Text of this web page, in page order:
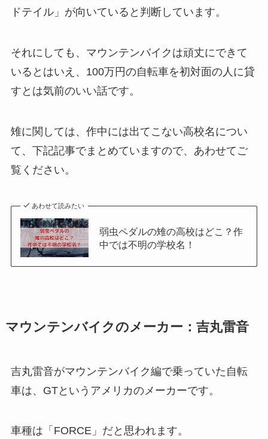
ドテイル」が向いていると判断しています。
それにしても、マウンテンバイクは頑丈にできて
いるとはいえ、100万円の自転車を初対面の人に貸
すとは気前のいい話です。
雉に関しては、作中には出てこない高校名につい
て、下記記事でまとめていますので、あわせてご
覧ください。
あわせて読みたい
弱虫ペダルの雉の高校はどこ？作
中では不明の学校名！
マウンテンバイクのメーカー：吉丸雷音
吉丸雷音がマウンテンバイク編で乗っていた自転
車は、GTというアメリカのメーカーです。
車種は「FORCE」だと思われます。